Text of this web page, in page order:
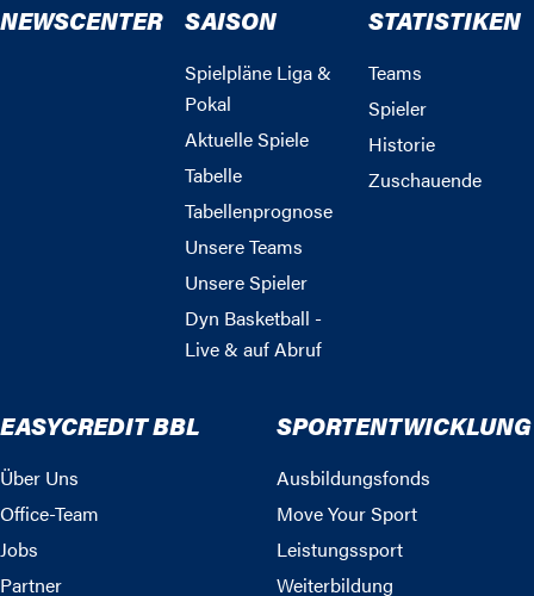
NEWSCENTER SAISON
Spielpläne Liga &
Pokal
Aktuelle Spiele
Tabelle
Tabellenprognose
Unsere Teams
Unsere Spieler
Dyn Basketball -
Live & auf Abruf
STATISTIKEN
Teams
Spieler
Historie
Zuschauende
EASYCREDIT BBL
Über Uns
Office-Team
Jobs
Partner
SPORTENTWICKLUNG
Ausbildungsfonds
Move Your Sport
Leistungssport
Weiterbildung